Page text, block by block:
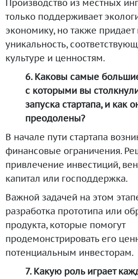
Производство из местных
только поддерживает
экономику, но также
уникальность,
культуре и ценностям.
6. Каковы самые
с которыми вы
запуска стартапа, и как
преодолены?
В начале пути стартапа
финансовые ограничения.
привлечение инвестиций,
капитал или господдержка.
Важной задачей на этом
разработка прототипа или
продукта, которые помогут
продемонстрировать его
потенциальным инвесторам.
7. Какую роль играет